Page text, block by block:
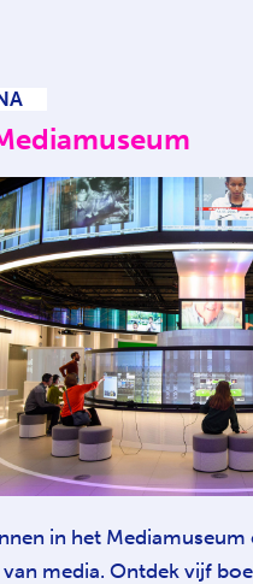
in het
media. Ontdek vijf